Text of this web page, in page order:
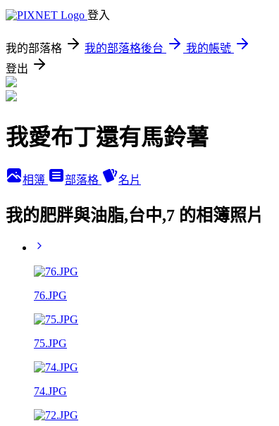
登入
我的部落格 我的部落格後台
我的帳號
登出
我愛布丁還有馬鈴薯
相簿 部落格 名片
我的肥胖與油脂,台中,7 的相簿照片
76.JPG
75.JPG
74.JPG